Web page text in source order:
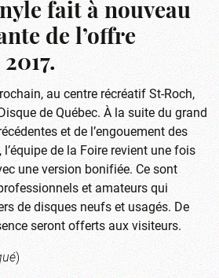
fait à nouveau
de l’offre
au centre récréatif St-Roch,
de Québec. À la suite du grand
et de l’engouement des
de la Foire revient une fois
une version bonifiée. Ce sont
et amateurs qui
de disques neufs et usagés. De
seront offerts aux visiteurs.
)